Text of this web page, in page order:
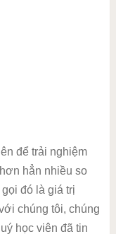
để trải nghiệm
hẳn nhiều so
đó là giá trị
chúng tôi, chúng
học viên đã tin